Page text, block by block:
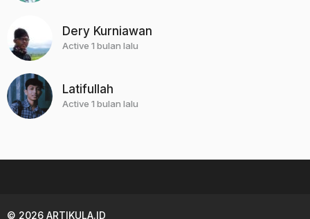
Dery Kurniawan
Active 1 bulan lalu
Latifullah
Active 1 bulan lalu
© 2026 ARTIKULA.ID